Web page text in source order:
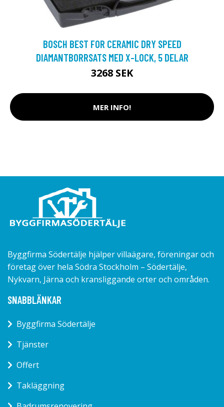
BOSCH BEST FOR CERAMIC DRY SPEED
DIAMANTBORRSATS MED X-LOCK, 5 DELAR
3268 SEK
MER INFO!
Byggfirma Södertälje hjälper villaägare, föreningar och
företag över hela Södra Stockholm – Södertälje,
Nykvarn, Järna och kransliggande orter och områden.
SNABBLÄNKAR
Byggfirma Södertälje
Tjänster
Offert
Takläggning